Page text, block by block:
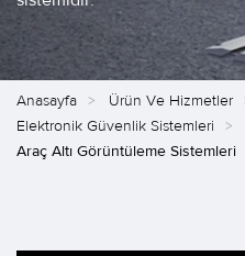
Anasayfa
Ürün Ve Hizmetler
Elektronik Güvenlik Sistemleri
Araç Altı Görüntüleme Sistemleri